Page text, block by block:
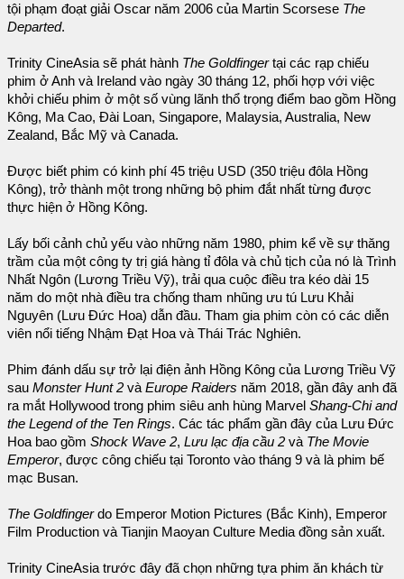
tội phạm đoạt giải Oscar năm 2006 của Martin Scorsese The
Departed.
Trinity CineAsia sẽ phát hành The Goldfingertại các rạp chiếu
phim ở Anh và Ireland vào ngày 30 tháng 12, phối hợp với việc
khởi chiếu phim ở một số vùng lãnh thổ trọng điểm bao gồm Hồng
Kông, Ma Cao, Đài Loan, Singapore, Malaysia, Australia, New
Zealand, Bắc Mỹ và Canada.
Được biết phim có kinh phí 45 triệu USD (350 triệu đôla Hồng
Kông), trở thành một trong những bộ phim đắt nhất từng được
thực hiện ở Hồng Kông.
Lấy bối cảnh chủ yếu vào những năm 1980, phim kể về sự thăng
trầm của một công ty trị giá hàng tỉ đôla và chủ tịch của nó là Trình
Nhất Ngôn (Lương Triều Vỹ), trải qua cuộc điều tra kéo dài 15
năm do một nhà điều tra chống tham nhũng ưu tú Lưu Khải
Nguyên (Lưu Đức Hoa) dẫn đầu. Tham gia phim còn có các diễn
viên nổi tiếng Nhậm Đạt Hoa và Thái Trác Nghiên.
Phim đánh dấu sự trở lại điện ảnh Hồng Kông của Lương Triều Vỹ
sau Monster Hunt 2 và Europe Raiders năm 2018, gần đây anh đã
ra mắt Hollywood trong phim siêu anh hùng Marvel Shang-Chi and
the Legend of the Ten Rings. Các tác phẩm gần đây của Lưu Đức
Hoa bao gồm Shock Wave 2, Lưu lạc địa cầu 2 và The Movie
Emperor, được công chiếu tại Toronto vào tháng 9 và là phim bế
mạc Busan.
The Goldfingerdo Emperor Motion Pictures (Bắc Kinh), Emperor
Film Production và Tianjin Maoyan Culture Media đồng sản xuất.
Trinity CineAsia trước đây đã chọn những tựa phim ăn khách từ